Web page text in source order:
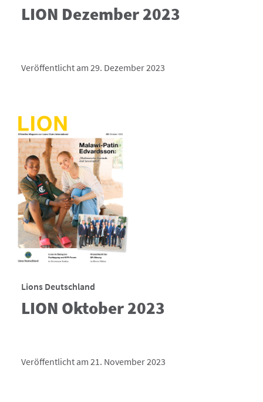
LION Dezember 2023
Veröffentlicht am 29. Dezember 2023
Lions Deutschland
LION Oktober 2023
Veröffentlicht am 21. November 2023